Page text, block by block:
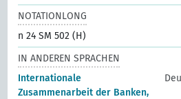
NOTATIONLONG
n 24 SM 502 (H)
IN ANDEREN SPRACHEN
Internationale
Zusammenarbeit der Banken,